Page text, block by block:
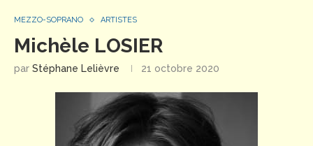
MEZZO-SOPRANO ARTISTES
Michèle LOSIER
par Stéphane Lelièvre 21 octobre 2020